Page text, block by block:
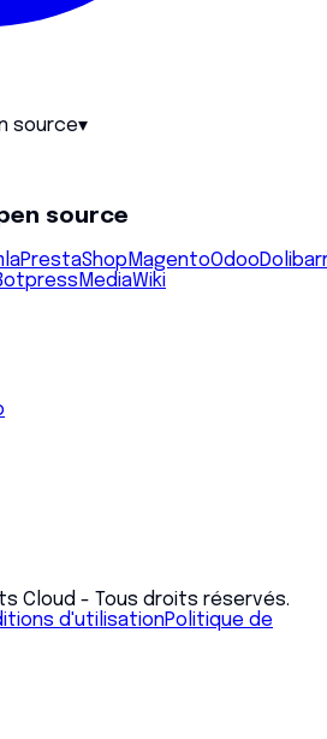
source▾
source
PrestaShop MagentoOdoo
MediaWiki
Cloud - Tous droits réservés.
d'utilisationPolitique de